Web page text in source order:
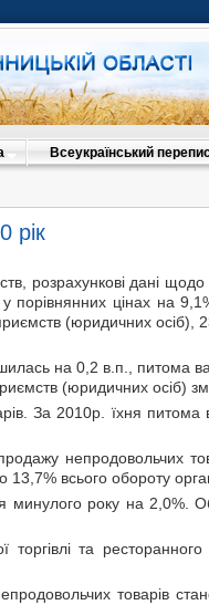
Всеукраїнський
рік
розрахункові дані
цінах на
(юридичних осіб),
на 0,2 в.п., питома
(юридичних осіб)
За 2010р. їхня
непродовольчих
всього обороту
минулого року на 2,0%.
торгівлі та
товарів